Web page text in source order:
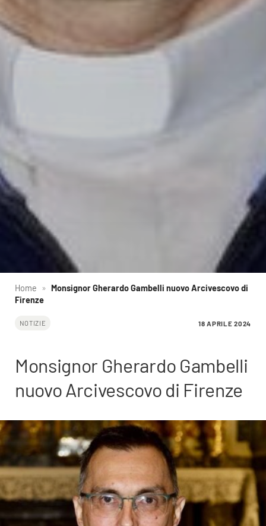
Home » Monsignor Gherardo Gambelli nuovo Arcivescovo di
Firenze
NOTIZIE 18 APRILE 2024
Monsignor Gherardo Gambelli
nuovo Arcivescovo di Firenze